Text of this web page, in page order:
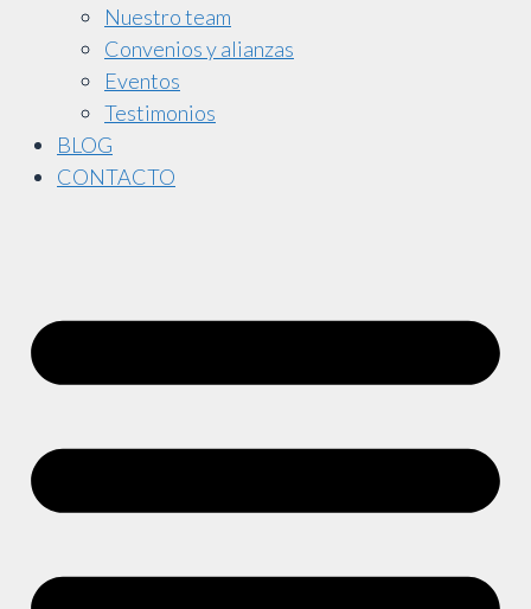
Nuestro team
Convenios y alianzas
Eventos
Testimonios
BLOG
CONTACTO